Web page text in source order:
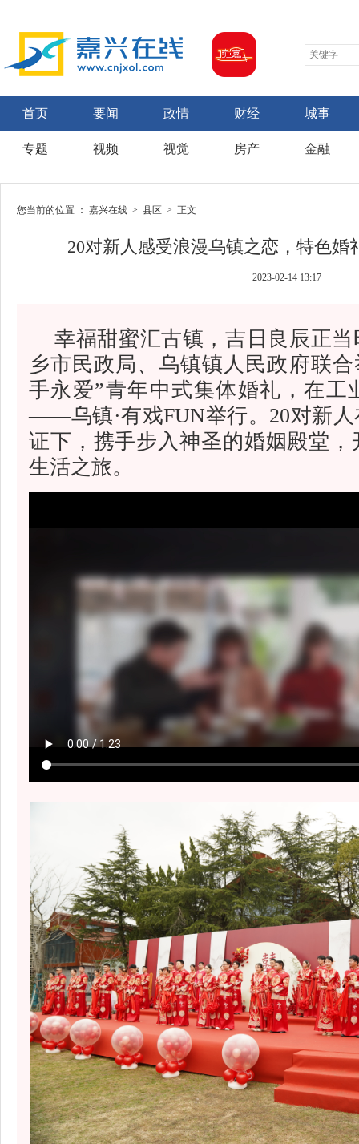
首页 要闻 政情 财经 城事
专题 视频 视觉 房产 金融
您当前的位置 ： 嘉兴在线 > 县区 > 正文
20对新人感受浪漫乌镇之恋，特色婚
2023-02-14 13:17
幸福甜蜜汇古镇，吉日良辰正
乡市民政局、乌镇镇人民政府联
手永爱”青年中式集体婚礼，在工
——乌镇·有戏FUN举行。20对新人
证下，携手步入神圣的婚姻殿堂
生活之旅。